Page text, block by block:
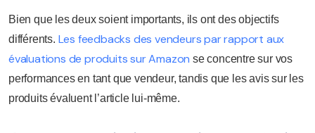
Bien que les deux soient importants, ils ont des objectifs
différents. Les feedbacks des vendeurs par rapport aux
évaluations de produits sur Amazon se concentre sur vos
performances en tant que vendeur, tandis que les avis sur les
produits évaluent l’article lui-même.